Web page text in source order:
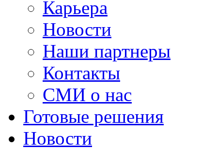
Карьера
Новости
Наши партнеры
Контакты
СМИ о нас
Готовые решения
Новости